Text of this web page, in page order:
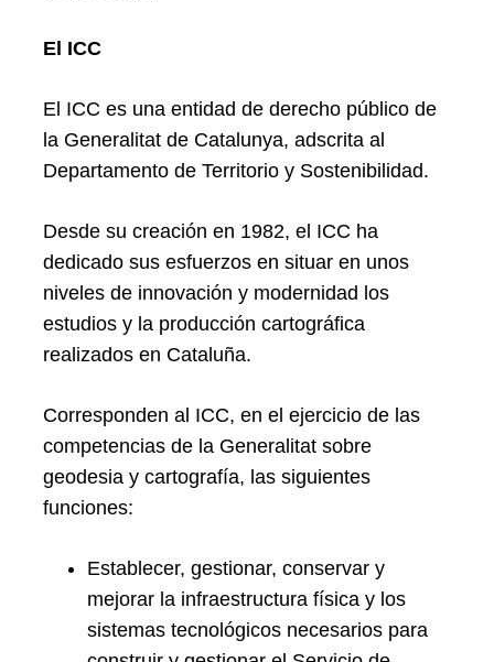
El ICC
El ICC es una entidad de derecho público de
la Generalitat de Catalunya, adscrita al
Departamento de Territorio y Sostenibilidad.
Desde su creación en 1982, el ICC ha
dedicado sus esfuerzos en situar en unos
niveles de innovación y modernidad los
estudios y la producción cartográfica
realizados en Cataluña.
Corresponden al ICC, en el ejercicio de las
competencias de la Generalitat sobre
geodesia y cartografía, las siguientes
funciones:
Establecer, gestionar, conservar y
mejorar la infraestructura física y los
sistemas tecnológicos necesarios para